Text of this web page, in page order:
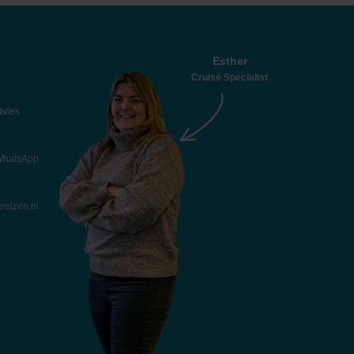
Esther
Cruise Specialist